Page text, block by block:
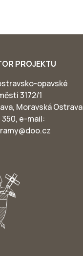
PROJEKTU
opavské
3172/1
Moravská Ostrava
e-mail: